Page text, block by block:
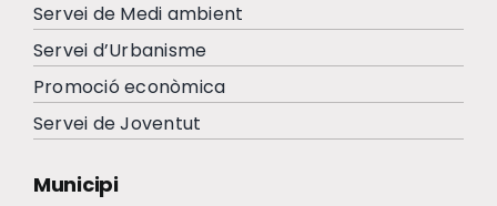
Servei de Medi ambient
Servei d’Urbanisme
Promoció econòmica
Servei de Joventut
Municipi